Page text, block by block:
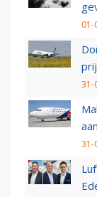
01-
31-
31-